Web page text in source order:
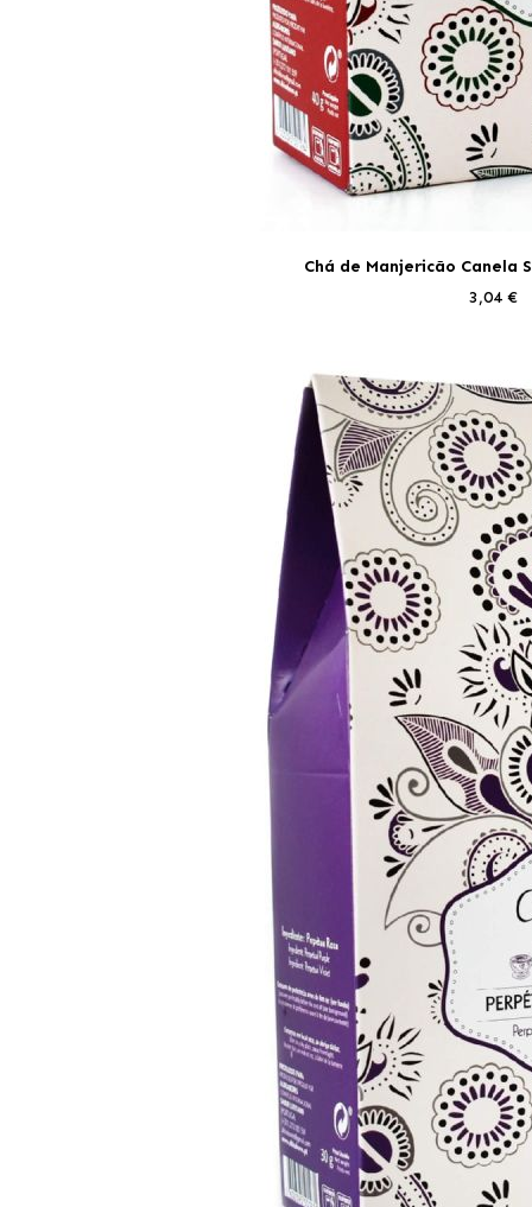
Chá de Manjericão Canela
3,04 €